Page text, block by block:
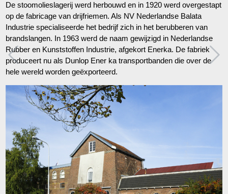
De stoomolieslagerij werd herbouwd en in 1920 werd overgestapt
op de fabricage van drijfriemen. Als NV Nederlandse Balata
Industrie specialiseerde het bedrijf zich in het berubberen van
brandslangen. In 1963 werd de naam gewijzigd in Nederlandse
Rubber en Kunststoffen Industrie, afgekort Enerka. De fabriek
produceert nu als Dunlop Ener ka transportbanden die over de
hele wereld worden geëxporteerd.